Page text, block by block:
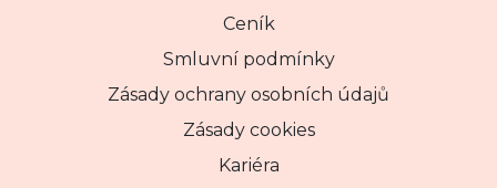
Ceník
Smluvní podmínky
Zásady ochrany osobních údajů
Zásady cookies
Kariéra